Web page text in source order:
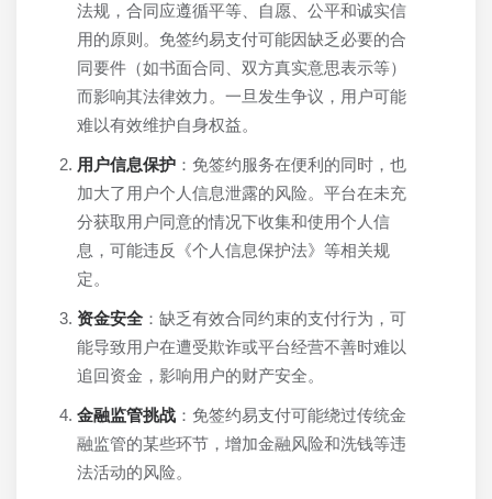
法规，合同应遵循平等、自愿、公平和诚实信
用的原则。免签约易支付可能因缺乏必要的合
同要件（如书面合同、双方真实意思表示等）
而影响其法律效力。一旦发生争议，用户可能
难以有效维护自身权益。
用户信息保护 ：免签约服务在便利的同时，也
加大了用户个人信息泄露的风险。平台在未充
分获取用户同意的情况下收集和使用个人信
息，可能违反《个人信息保护法》等相关规
定。
资金安全：缺乏有效合同约束的支付行为，可
能导致用户在遭受欺诈或平台经营不善时难以
追回资金，影响用户的财产安全。
金融监管挑战 ：免签约易支付可能绕过传统金
融监管的某些环节，增加金融风险和洗钱等违
法活动的风险。